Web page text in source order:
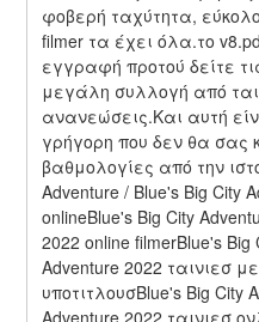
φοβερή ταχύτητα,
filmer τα έχει όλα.το
εγγραφή προτού δείτε
μεγάλη συλλογή από
ανανεώσεις.Και αυτή
γρήγορη που δεν θα σας
βαθμολογίες από την
Adventure / Blue's Big City
onlineBlue's Big City
2022 online filmerBlue's Big
Adventure 2022 ταινιεσ
υποτιτλουσBlue's Big City
Adventure 2022 ταινιεσ